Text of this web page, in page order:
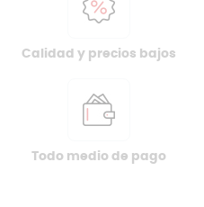
Calidad y precios bajos
Todo medio de pago